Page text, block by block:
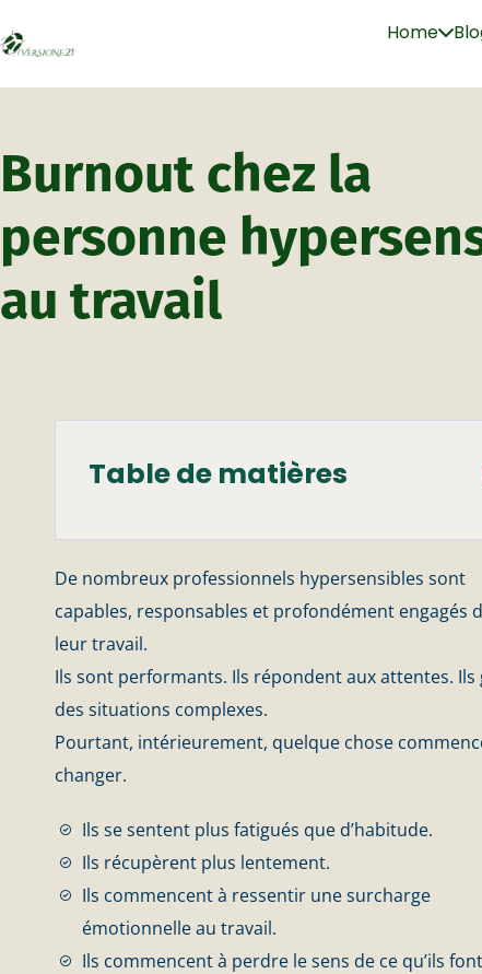
Home
Burnout chez la
personne
au travail
Table de matières
De nombreux professionnels hypersensibles sont
capables, responsables et profondément engagés
leur travail.
Ils sont performants. Ils répondent aux attentes. Ils
des situations complexes.
Pourtant, intérieurement, quelque chose
changer.
Ils se sentent plus fatigués que d’habitude.
Ils récupèrent plus lentement.
Ils commencent à ressentir une surcharge
émotionnelle au travail.
Ils commencent à perdre le sens de ce qu’ils